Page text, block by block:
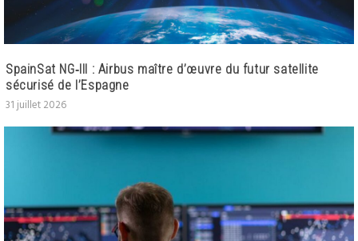
SpainSat NG‑III : Airbus maître d’œuvre du futur satellite
sécurisé de l’Espagne
31 juillet 2026